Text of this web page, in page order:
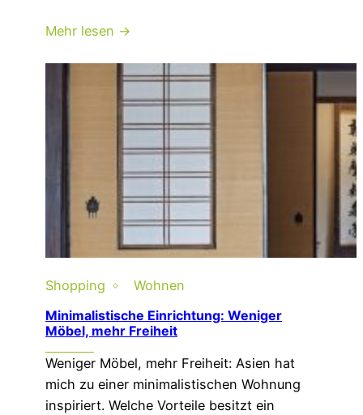
Mehr lesen →
Shopping Wohnen
Minimalistische Einrichtung: Weniger
Möbel, mehr Freiheit
Weniger Möbel, mehr Freiheit: Asien hat
mich zu einer minimalistischen Wohnung
inspiriert. Welche Vorteile besitzt ein